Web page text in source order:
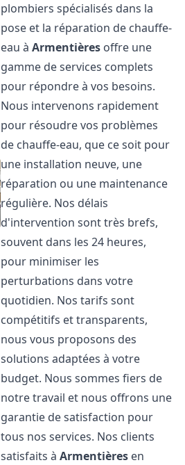
plombiers spécialisés dans la
pose et la réparation de chauffe-
eau àArmentières offre une
gamme de services complets
pour répondre à vos besoins.
Nous intervenons rapidement
pour résoudre vos problèmes
de chauffe-eau, que ce soit pour
une installation neuve, une
réparation ou une maintenance
régulière. Nos délais
d'intervention sont très brefs,
souvent dans les 24 heures,
pour minimiser les
perturbations dans votre
quotidien. Nos tarifs sont
compétitifs et transparents,
nous vous proposons des
solutions adaptées à votre
budget. Nous sommes fiers de
notre travail et nous offrons une
garantie de satisfaction pour
tous nos services. Nos clients
satisfaits àArmentières en